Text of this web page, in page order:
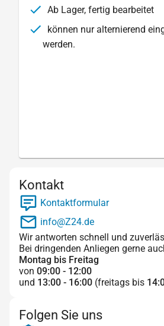
Ab Lager, fertig bearbeitet
können nur alternierend
werden.
Kontakt
Kontaktformular
info@Z24.de
Wir antworten schnell und
Bei dringenden Anliegen gerne
Montag bis Freitag
von 09:00 - 12:00
und 13:00 - 16:00 (freitags bis
Folgen Sie uns